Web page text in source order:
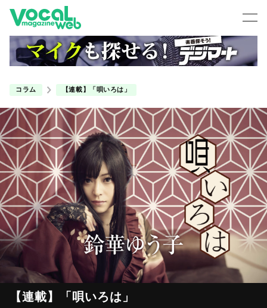
コラム 【連載】「唄いろは」
【連載】「唄いろは」